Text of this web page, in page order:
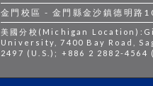
金門校區 - 金門縣金沙鎮德明
美國分校(Michigan
University, 7400 Bay Road,
2497 (U.S.); +886 2 2882-4564